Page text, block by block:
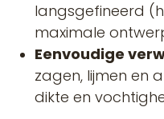
langsgefineerd
maximale
Eenvoudige
zagen, lijmen en
dikte en